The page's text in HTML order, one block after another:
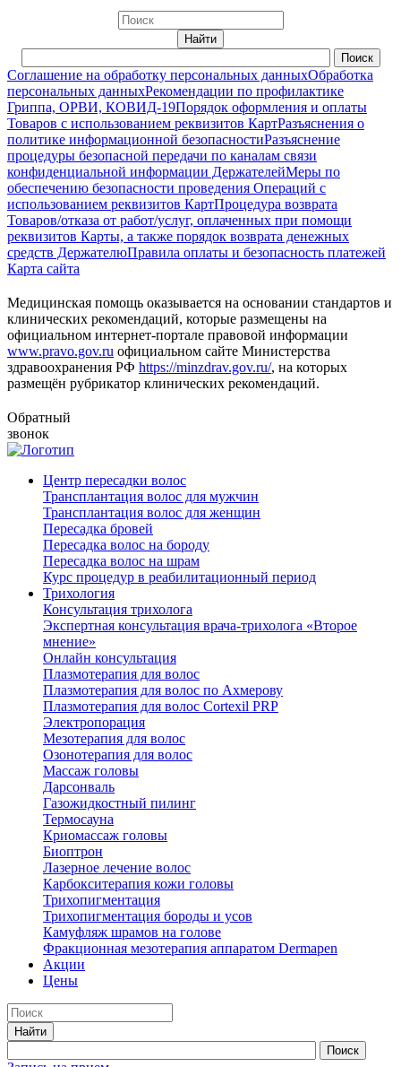
Соглашение на обработку персональных данныхОбработка
персональных данныхРекомендации по профилактике
Гриппа, ОРВИ, КОВИД-19Порядок оформления и оплаты
Товаров с использованием реквизитов КартРазъяснения о
политике информационной безопасностиРазъяснение
процедуры безопасной передачи по каналам связи
конфиденциальной информации ДержателейМеры по
обеспечению безопасности проведения Операций с
использованием реквизитов КартПроцедура возврата
Товаров/отказа от работ/услуг, оплаченных при помощи
реквизитов Карты, а также порядок возврата денежных
средств ДержателюПравила оплаты и безопасность платежей
Карта сайта
Медицинская помощь оказывается на основании стандартов и
клинических рекомендаций, которые размещены на
официальном интернет-портале правовой информации
www.pravo.gov.ru официальном сайте Министерства
здравоохранения РФ https://minzdrav.gov.ru/, на которых
размещён рубрикатор клинических рекомендаций.
Обратный
звонок
Центр пересадки волос
Трансплантация волос для мужчин
Трансплантация волос для женщин
Пересадка бровей
Пересадка волос на бороду
Пересадка волос на шрам
Курс процедур в реабилитационный период
Трихология
Консультация трихолога
Экспертная консультация врача-трихолога «Второе
мнение»
Онлайн консультация
Плазмотерапия для волос
Плазмотерапия для волос по Ахмерову
Плазмотерапия для волос Cortexil PRP
Электропорация
Мезотерапия для волос
Озонотерапия для волос
Массаж головы
Дарсонваль
Газожидкостный пилинг
Термосауна
Криомассаж головы
Биоптрон
Лазерное лечение волос
Карбокситерапия кожи головы
Трихопигментация
Трихопигментация бороды и усов
Камуфляж шрамов на голове
Фракционная мезотерапия аппаратом Dermapen
Акции
Цены